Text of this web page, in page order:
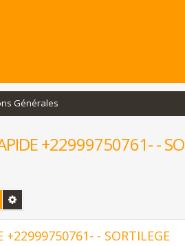
Générales
+22999750761- -
Rechercher
+22999750761- - SORTILEGE